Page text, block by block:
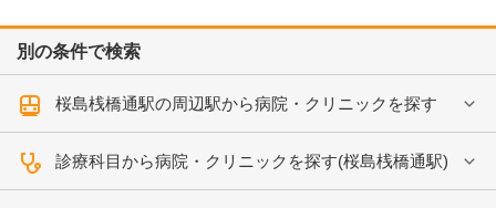
別の条件で検索
桜島桟橋通駅の周辺駅から病院・クリニックを探す
診療科目から病院・クリニックを探す(桜島桟橋通駅)